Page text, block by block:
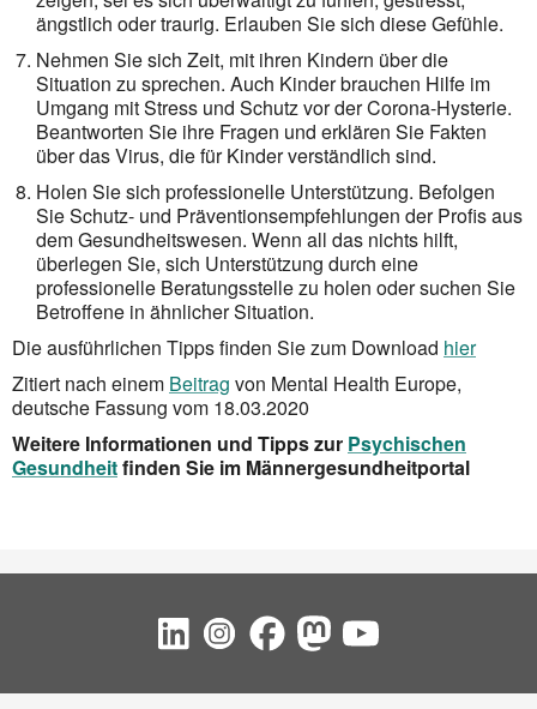
ängstlich oder traurig. Erlauben Sie sich diese Gefühle.
Nehmen Sie sich Zeit, mit ihren Kindern über die
Situation zu sprechen. Auch Kinder brauchen Hilfe im
Umgang mit Stress und Schutz vor der Corona-Hysterie.
Beantworten Sie ihre Fragen und erklären Sie Fakten
über das Virus, die für Kinder verständlich sind.
Holen Sie sich professionelle Unterstützung. Befolgen
Sie Schutz- und Präventionsempfehlungen der Profis aus
dem Gesundheitswesen. Wenn all das nichts hilft,
überlegen Sie, sich Unterstützung durch eine
professionelle Beratungsstelle zu holen oder suchen Sie
Betroffene in ähnlicher Situation.
Die ausführlichen Tipps finden Sie zum Download hier
Zitiert nach einem Beitrag von Mental Health Europe,
deutsche Fassung vom 18.03.2020
Weitere Informationen und Tipps zur Psychischen
Gesundheitfinden Sie im Männergesundheitportal
Social Bookmarks